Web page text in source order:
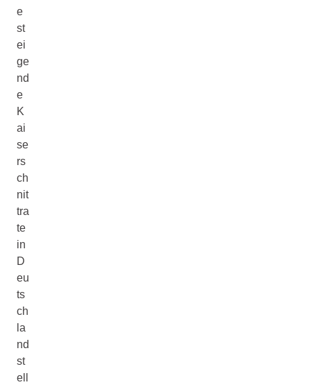
e
st
ei
ge
nd
e
K
ai
se
rs
ch
nit
tra
te
in
D
eu
ts
ch
la
nd
st
ell